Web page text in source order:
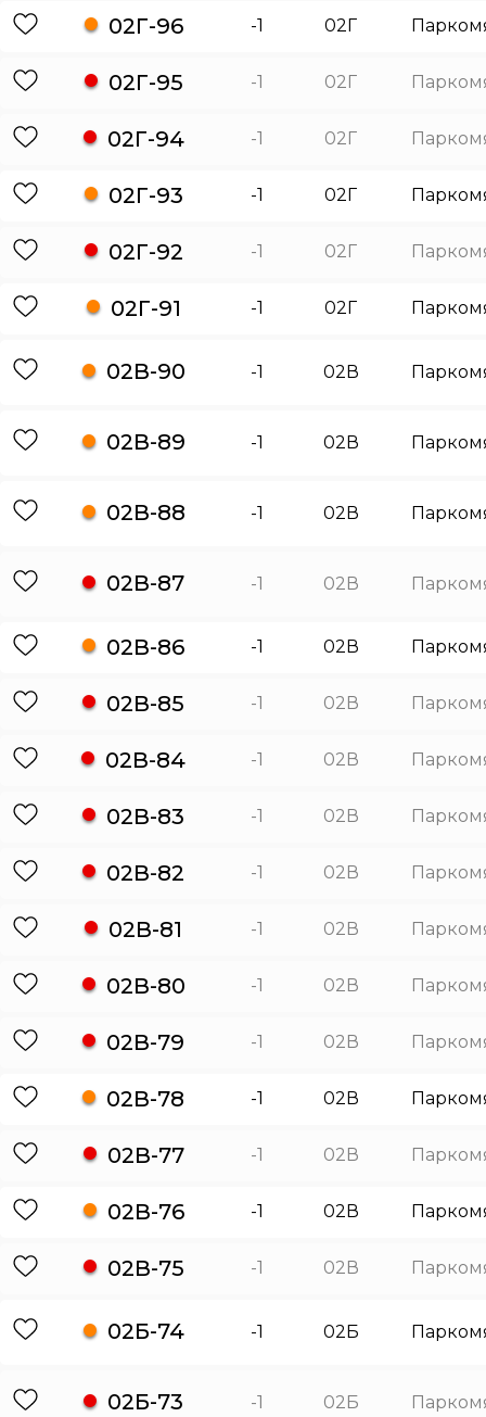
02Г-96 -1 02Г
02Г-95 -1 02Г
02Г-94 -1 02Г
02Г-93 -1 02Г
02Г-92 -1 02Г
02Г-91 -1 02Г
02В-90 -1 02В
02В-89 -1 02В
02В-88 -1 02В
02В-87 -1 02В
02В-86 -1 02В
02В-85 -1 02В
02В-84 -1 02В
02В-83 -1 02В
02В-82 -1 02В
02В-81 -1 02В
02В-80 -1 02В
02В-79 -1 02В
02В-78 -1 02В
02В-77 -1 02В
02В-76 -1 02В
02В-75 -1 02В
02Б-74 -1 02Б
02Б-73 -1 02Б